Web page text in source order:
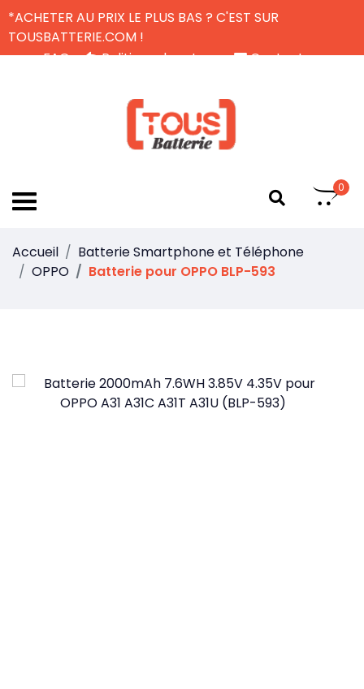
*ACHETER AU PRIX LE PLUS BAS ? C'EST SUR
TOUSBATTERIE.COM !
FAQ
Politique de retour
Contactez-nous
0
Accueil
Batterie Smartphone et Téléphone
OPPO
Batterie pour OPPO BLP-593